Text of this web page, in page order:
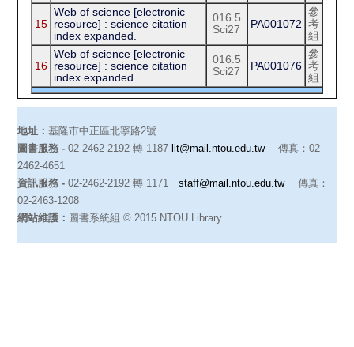
15
Web of science [electronic
resource] : science citation
index expanded.
016.5
Sci27
PA001072
參
考
組
16
Web of science [electronic
resource] : science citation
index expanded.
016.5
Sci27
PA001076
參
考
組
地址：基隆市中正區北寧路2號
圖書服務 -02-2462-2192 轉 1187 lit@mail.ntou.edu.tw傳真：02-
2462-4651
資訊服務 -02-2462-2192 轉 1171staff@mail.ntou.edu.tw傳真：
02-2463-1208
網站維護： 圖書系統組 © 2015 NTOU Library